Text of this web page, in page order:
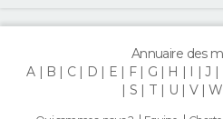
Annuaire des
A
B C D E F G H J
S
T U V W